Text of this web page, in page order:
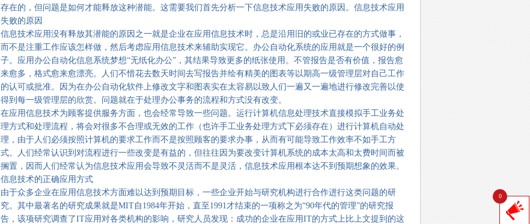
存在的，但问题是如何才能释放这种潜能。这需要我们首先分析一下信息技术应用失败的原因。信息技术应用
失败的原因
信息技术应用没有释放其潜能的原因之一就是企业在应用信息技术时，总是沿用旧的或业已存在的方式做事，
而不是注重工作应该怎样做，然后考虑应用信息技术来辅助实现它。办公自动化系统的应用就是一个很好的例
子。应用办公自动化信息系统梦想“无纸化办公”，其结果导致更多的纸张使用。不管报告是否有价值，报告愈
来愈多，格式愈来愈漂亮。人们不惜花去数天时间去写报告并绘有精美的图表等以期高一级管理层对自己工作
的认可或批准。因为在办公自动化软件上修改文字和图表实在太容易以致人们一遍又一遍地进行修改完善以使
得到每一级管理层的欣赏。问题就在于处理办公事务的流程和方式没有改变。
在应用信息技术为顾客提供服务方面，也会经常导致一些问题。运行计算机信息处理技术直接模拟手工业务处
理方式和处理流程，将会对很多不合理或无效的工作（也许手工业务处理方式下必须存在）进行计算机自动处
理，由于人们必须按照计算机的要求工作而不是按照顾客的要求办事，从而有可能导致工作效率不如手工方
式。人们经常认识到对流程进行一些改变是有益的，但往往因为要改变计算机系统的成本太高和太费时间而被
搁置，因而人们经常认为信息技术应用会导致不灵活而不是灵活，信息技术应用根本达不到预期想象的效果。
信息技术的正确应用方式
由于众多企业在应用信息技术方面难以达到预期目标，一些企业开始与研究机构进行合作进行这类问题的研
究。其中最著名的研究成果就是MIT自1984年开始，直至1991才结束的一项称之为“90年代的管理”的研究报
告，该项研究调查了IT应用对各类机构的影响，研究人员发现：成功的企业在应用IT的方式上比上文提到的这
0